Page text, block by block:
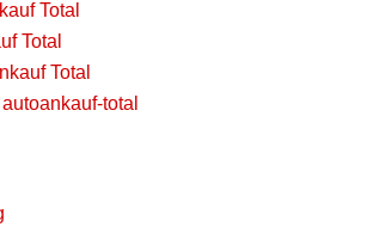
Total
Total
Total
total